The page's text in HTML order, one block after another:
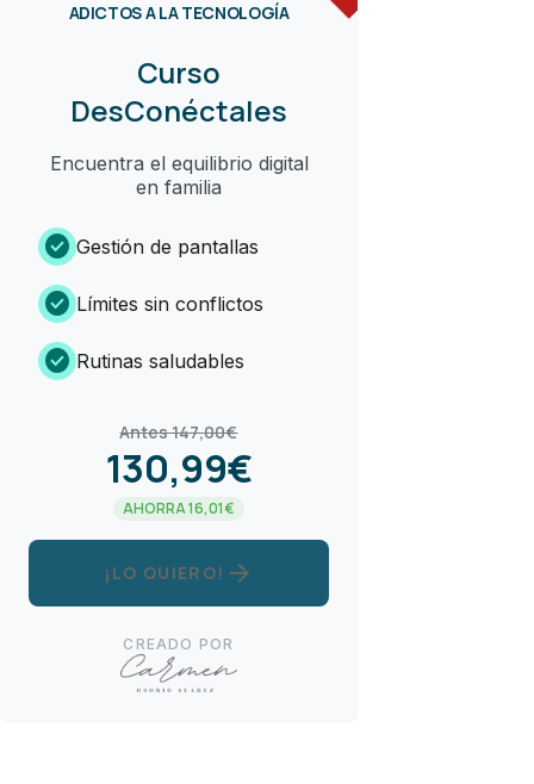
ADICTOS A LA TECNOLOGÍA
Curso
DesConéctales
Encuentra el equilibrio digital
en familia
check_circle Gestión de pantallas
check_circle Límites sin conflictos
check_circle Rutinas saludables
Antes 147,00€
130,99€
AHORRA 16,01€
¡LO QUIERO! arrow_forward
CREADO POR